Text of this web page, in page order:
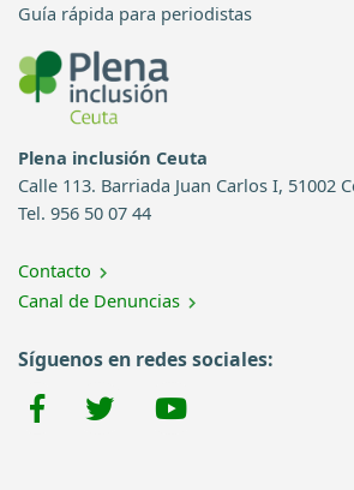
Guía rápida para periodistas
Plena inclusión Ceuta
Calle 113. Barriada Juan Carlos I, 51002
Tel. 956 50 07 44
Contacto
Canal de Denuncias
Síguenos en redes sociales: